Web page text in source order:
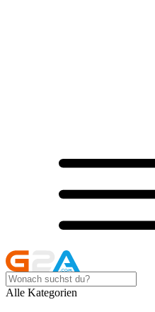
Alle Kategorien